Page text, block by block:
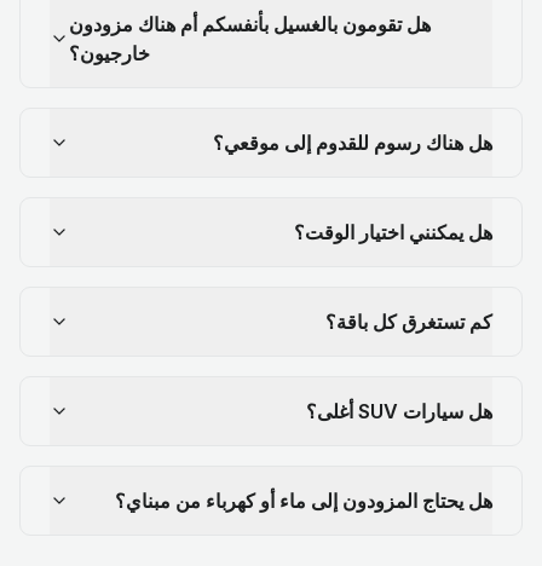
هل تقومون بالغسيل بأنفسكم أم هناك مزودون
خارجيون؟
هل هناك رسوم للقدوم إلى موقعي؟
هل يمكنني اختيار الوقت؟
كم تستغرق كل باقة؟
هل سيارات SUV أغلى؟
هل يحتاج المزودون إلى ماء أو كهرباء من مبناي؟